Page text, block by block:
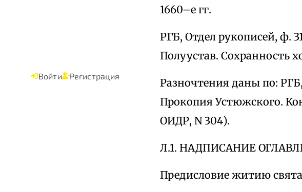
Войти Регистрация
1660–е гг.
РГБ, Отдел рукописей, ф.
Полуустав. Сохранность
Разночтения даны по:
Прокопия Устюжского.
ОИДР, N 304).
Л.1. НАДПИСАНИЕ
Предисловие житию